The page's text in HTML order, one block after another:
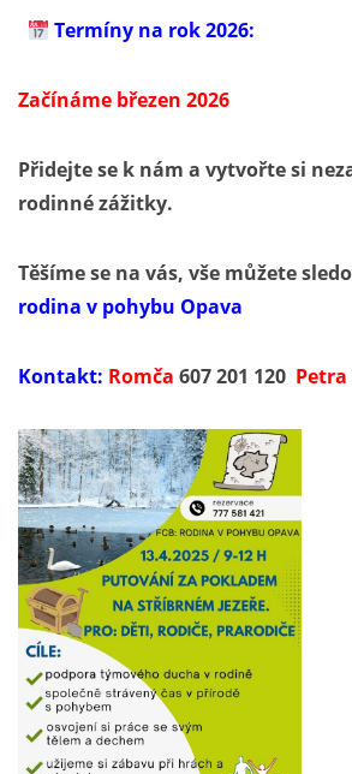
Termíny na rok 2026:
Začínáme březen 2026
Přidejte se k nám a vytvořte si
rodinné zážitky.
Těšíme se na vás, vše můžete
rodina v pohybu Opava
Kontakt: Romča 607 201 120 Petra